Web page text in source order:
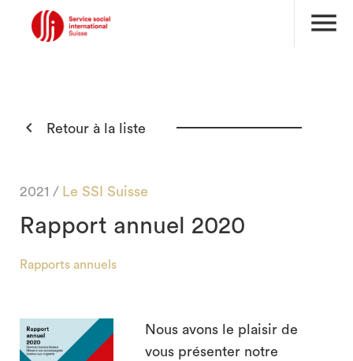
menu
 Retour à la liste
2021 / Le SSI Suisse
Rapport annuel 2020
Rapports annuels
Nous avons le plaisir de
vous présenter notre